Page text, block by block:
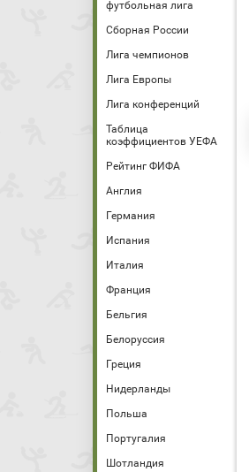
футбольная лига
Сборная России
Лига чемпионов
Лига Европы
Лига конференций
Таблица
коэффициентов УЕФА
Рейтинг ФИФА
Англия
Германия
Испания
Италия
Франция
Бельгия
Белоруссия
Греция
Нидерланды
Польша
Португалия
Шотландия